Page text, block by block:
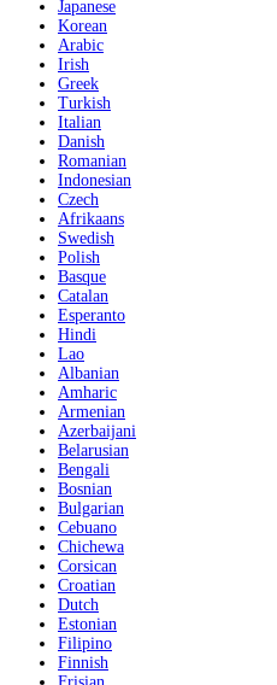
Japanese
Korean
Arabic
Irish
Greek
Turkish
Italian
Danish
Romanian
Indonesian
Czech
Afrikaans
Swedish
Polish
Basque
Catalan
Esperanto
Hindi
Lao
Albanian
Amharic
Armenian
Azerbaijani
Belarusian
Bengali
Bosnian
Bulgarian
Cebuano
Chichewa
Corsican
Croatian
Dutch
Estonian
Filipino
Finnish